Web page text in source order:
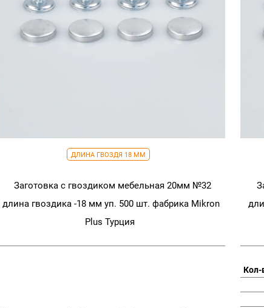
Press
Турция
ДЛИНА ГВОЗДЯ 18 ММ
Заготовка с гвоздиком мебельная 20мм №32
длина гвоздика -18 мм уп. 500 шт. фабрика Mikron
Plus Турция
Кол-